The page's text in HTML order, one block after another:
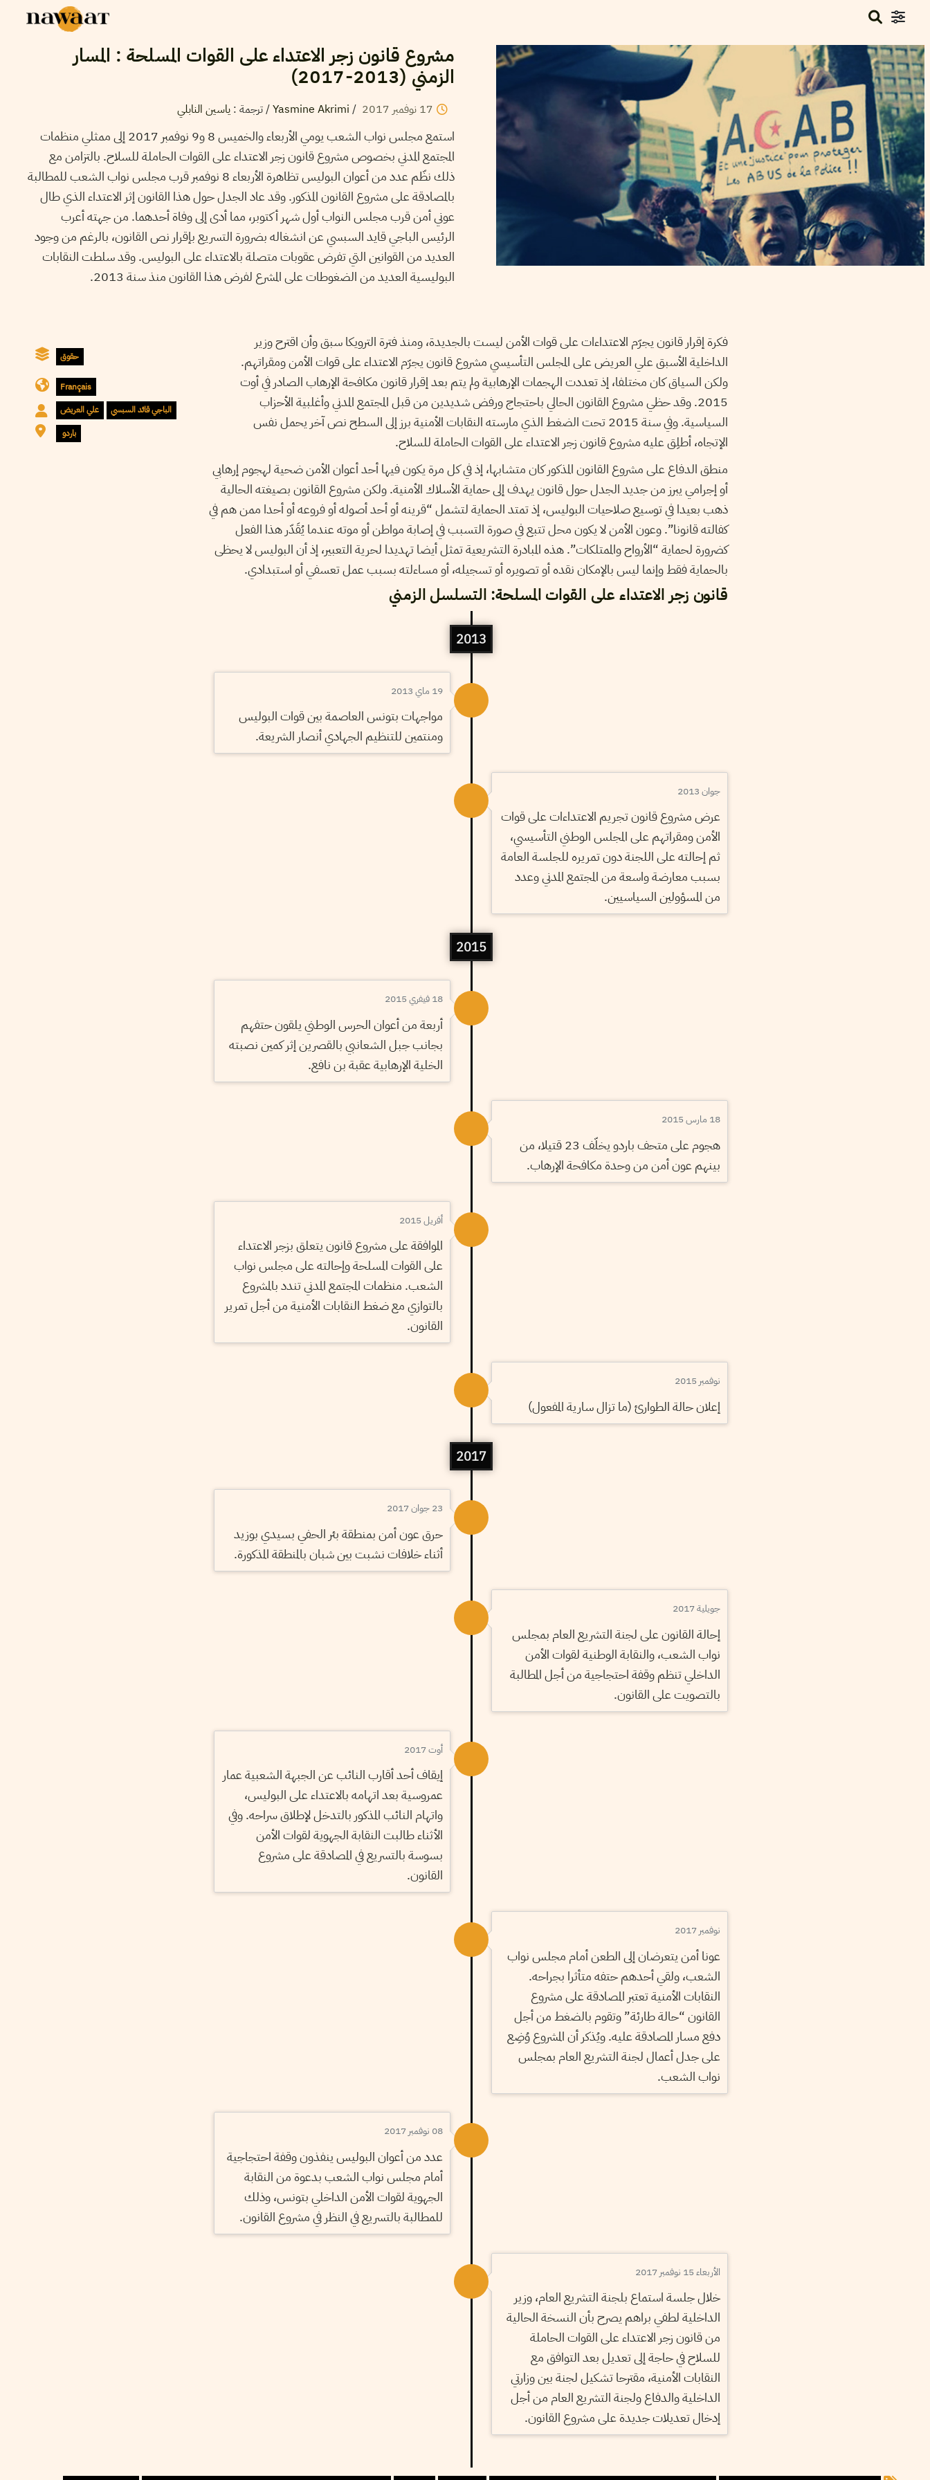
مشروع قانون زجر الاعتداء على القوات المسلحة : المسار
الزمني (2013-2017)
17 نوفمبر 2017
/
Yasmine Akrimi/ ترجمة : ياسين النابلي
استمع مجلس نواب الشعب يومي الأربعاء والخميس 8 و9 نوفمبر 2017 إلى ممثلي منظمات
المجتمع المدني بخصوص مشروع قانون زجر الاعتداء على القوات الحاملة للسلاح. بالتزامن مع
ذلك نظّم عدد من أعوان البوليس تظاهرة الأربعاء 8 نوفمبر قرب مجلس نواب الشعب للمطالبة
بالمصادقة على مشروع القانون المذكور. وقد عاد الجدل حول هذا القانون إثر الاعتداء الذي طال
عوني أمن قرب مجلس النواب أول شهر أكتوبر، مما أدى إلى وفاة أحدهما. من جهته أعرب
الرئيس الباجي قايد السبسي عن انشغاله بضرورة التسريع بإقرار نص القانون، بالرغم من وجود
العديد من القوانين التي تفرض عقوبات متصلة بالاعتداء على البوليس. وقد سلطت النقابات
البوليسية العديد من الضغوطات على المشرع لفرض هذا القانون منذ سنة 2013.
حقوق
Français
علي العريض
الباجي قائد السبسي
باردو
فكرة إقرار قانون يجرّم الاعتداءات على قوات الأمن ليست بالجديدة، ومنذ فترة الترويكا سبق وأن اقترح وزير
الداخلية الأسبق علي العريض على المجلس التأسيسي مشروع قانون يجرّم الاعتداء على قوات الأمن ومقراتهم.
ولكن السياق كان مختلفا، إذ تعددت الهجمات الإرهابية ولم يتم بعد إقرار قانون مكافحة الإرهاب الصادر في أوت
2015. وقد حظي مشروع القانون الحالي باحتجاج ورفض شديدين من قبل المجتمع المدني وأغلبية الأحزاب
السياسية. وفي سنة 2015 تحت الضغط الذي مارسته النقابات الأمنية برز إلى السطح نص آخر يحمل نفس
الإتجاه، أطلِق عليه مشروع قانون زجر الاعتداء على القوات الحاملة للسلاح.
منطق الدفاع على مشروع القانون المذكور كان متشابها، إذ في كل مرة يكون فيها أحد أعوان الأمن ضحية لهجوم إرهابي
أو إجرامي يبرز من جديد الجدل حول قانون يهدف إلى حماية الأسلاك الأمنية. ولكن مشروع القانون بصيغته الحالية
ذهب بعيدا في توسيع صلاحيات البوليس، إذ تمتد الحماية لتشمل “قرينه أو أحد أصوله أو فروعه أو أحدا ممن هم في
كفالته قانونا”. وعون الأمن لا يكون محل تتبع في صورة التسبب في إصابة مواطن أو موته عندما يُقَدّر هذا الفعل
كضرورة لحماية “الأرواح والممتلكات”. هذه المبادرة التشريعية تمثل أيضا تهديدا لحرية التعبير، إذ أن البوليس لا يحظى
بالحماية فقط وإنما ليس بالإمكان نقده أو تصويره أو تسجيله، أو مساءلته بسبب عمل تعسفي أو استبدادي.
قانون زجر الاعتداء على القوات المسلحة: التسلسل الزمني
2013
19 ماي 2013
مواجهات بتونس العاصمة بين قوات البوليس
ومنتمين للتنظيم الجهادي أنصار الشريعة.
جوان 2013
عرض مشروع قانون تجريم الاعتداءات على قوات
الأمن ومقراتهم على المجلس الوطني التأسيسي،
ثم إحالته على اللجنة دون تمريره للجلسة العامة
بسبب معارضة واسعة من المجتمع المدني وعدد
من المسؤولين السياسيين.
2015
18 فيفري 2015
أربعة من أعوان الحرس الوطني يلقون حتفهم
بجانب جبل الشعانبي بالقصرين إثر كمين نصبته
الخلية الإرهابية عقبة بن نافع.
18 مارس 2015
هجوم على متحف باردو يخلّف 23 قتيلا، من
بينهم عون أمن من وحدة مكافحة الإرهاب.
أفريل 2015
الموافقة على مشروع قانون يتعلق بزجر الاعتداء
على القوات المسلحة وإحالته على مجلس نواب
الشعب. منظمات المجتمع المدني تندد بالمشروع
بالتوازي مع ضغط النقابات الأمنية من أجل تمرير
القانون.
نوفمبر 2015
إعلان حالة الطوارئ (ما تزال سارية المفعول)
2017
23 جوان 2017
حرق عون أمن بمنطقة بئر الحفي بسيدي بوزيد
أثناء خلافات نشبت بين شبان بالمنطقة المذكورة.
جويلية 2017
إحالة القانون على لجنة التشريع العام بمجلس
نواب الشعب، والنقابة الوطنية لقوات الأمن
الداخلي تنظم وقفة احتجاجية من أجل المطالبة
بالتصويت على القانون.
أوت 2017
إيقاف أحد أقارب النائب عن الجبهة الشعبية عمار
عمروسية بعد اتهامه بالاعتداء على البوليس،
واتهام النائب المذكور بالتدخل لإطلاق سراحه. وفي
الأثناء طالبت النقابة الجهوية لقوات الأمن
بسوسة بالتسريع في المصادقة على مشروع
القانون.
نوفمبر 2017
عونا أمن يتعرضان إلى الطعن أمام مجلس نواب
الشعب، ولقي أحدهم حتفه متأثرا بجراحه.
النقابات الأمنية تعتبر المصادقة على مشروع
القانون “حالة طارئة” وتقوم بالضغط من أجل
دفع مسار المصادقة عليه. ويُذكر أن المشروع وُضِع
على جدل أعمال لجنة التشريع العام بمجلس
نواب الشعب.
08 نوفمبر 2017
عدد من أعوان البوليس ينفذون وقفة احتجاجية
أمام مجلس نواب الشعب بدعوة من النقابة
الجهوية لقوات الأمن الداخلي بتونس، وذلك
للمطالبة بالتسريع في النظر في مشروع القانون.
الأربعاء 15 نوفمبر 2017
خلال جلسة استماع بلجنة التشريع العام، وزير
الداخلية لطفي براهم يصرح بأن النسخة الحالية
من قانون زجر الاعتداء على القوات الحاملة
للسلاح في حاجة إلى تعديل بعد التوافق مع
النقابات الأمنية، مقترحا تشكيل لجنة بين وزارتي
الداخلية والدفاع ولجنة التشريع العام من أجل
إدخال تعديلات جديدة على مشروع القانون.